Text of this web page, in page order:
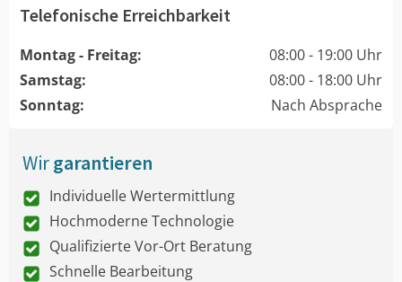
Telefonische Erreichbarkeit
Montag - Freitag:
08:00 - 19:00 Uhr
Samstag:
08:00 - 18:00 Uhr
Sonntag:
Nach Absprache
Wirgarantieren
Individuelle Wertermittlung
Hochmoderne Technologie
Qualifizierte Vor-Ort Beratung
Schnelle Bearbeitung